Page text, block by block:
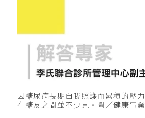
因糖尿病長期自我照護而累積的壓
在糖友之間並不少見。圖／健康事